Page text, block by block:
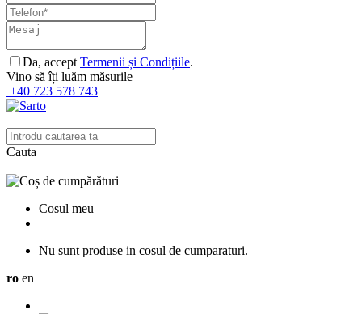
Da, accept Termenii și Condițiile.
Vino să îți luăm măsurile
+40 723 578 743
Cauta
Cosul meu
Nu sunt produse in cosul de cumparaturi.
ro en